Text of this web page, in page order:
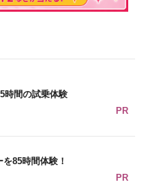
時間の試乗体験
PR
85時間体験！
PR